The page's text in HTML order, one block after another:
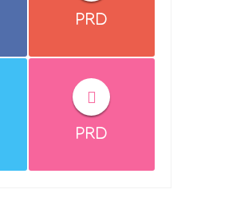
PRD
PRD